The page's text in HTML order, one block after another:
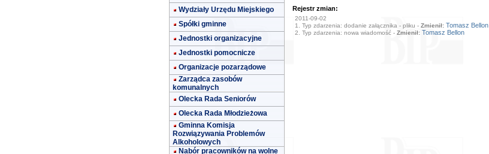
Wydziały Urzędu Miejskiego
Spółki gminne
Jednostki organizacyjne
Jednostki pomocnicze
Organizacje pozarządowe
Zarządca zasobów
komunalnych
Olecka Rada Seniorów
Olecka Rada Młodzieżowa
Gminna Komisja
Rozwiązywania Problemów
Alkoholowych
Nabór pracowników na wolne
Rejestr zmian:
2011-09-02
1. Typ zdarzenia: dodanie załącznika - pliku - Zmienił: Tomasz Bellon
2. Typ zdarzenia: nowa wiadomość - Zmienił: Tomasz Bellon